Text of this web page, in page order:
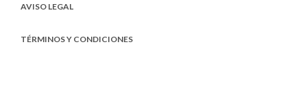
AVISO LEGAL
TÉRMINOS Y CONDICIONES